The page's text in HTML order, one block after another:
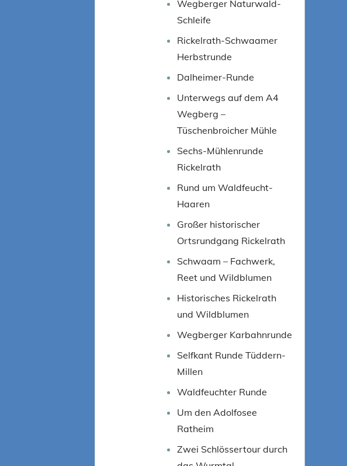
Wegberger Naturwald-
Schleife
Rickelrath-Schwaamer
Herbstrunde
Dalheimer-Runde
Unterwegs auf dem A4
Wegberg –
Tüschenbroicher Mühle
Sechs-Mühlenrunde
Rickelrath
Rund um Waldfeucht-
Haaren
Großer historischer
Ortsrundgang Rickelrath
Schwaam – Fachwerk,
Reet und Wildblumen
Historisches Rickelrath
und Wildblumen
Wegberger Karbahnrunde
Selfkant Runde Tüddern-
Millen
Waldfeuchter Runde
Um den Adolfosee
Ratheim
Zwei Schlössertour durch